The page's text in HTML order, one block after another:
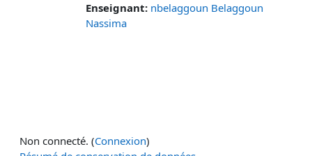
Enseignant: nbelaggoun Belaggoun
Nassima
Non connecté. (Connexion)